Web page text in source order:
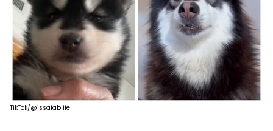
TikTok/@issafablife